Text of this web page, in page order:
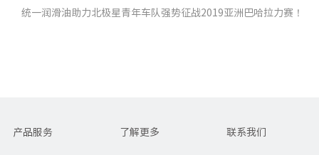
统一润滑油助力北极星青年车队强势征战2019亚洲巴哈拉力赛！
产品服务 了解更多 联系我们